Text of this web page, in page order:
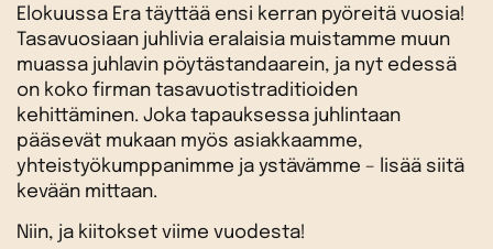
Elokuussa Era täyttää ensi kerran pyöreitä vuosia!
Tasavuosiaan juhlivia eralaisia muistamme muun
muassa juhlavin pöytästandaarein, ja nyt edessä
on koko firman tasavuotistraditioiden
kehittäminen. Joka tapauksessa juhlintaan
pääsevät mukaan myös asiakkaamme,
yhteistyökumppanimme ja ystävämme – lisää siitä
kevään mittaan.
Niin, ja kiitokset viime vuodesta!